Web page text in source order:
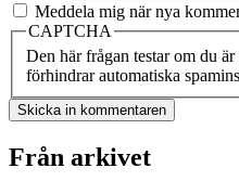
Meddela mig när nya
CAPTCHA
Den här frågan testar om du
förhindrar automatiska
Från arkivet